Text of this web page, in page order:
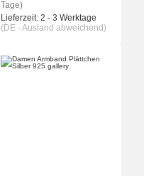
Tage)
Lieferzeit: 2 - 3 Werktage
(DE - Ausland abweichend)